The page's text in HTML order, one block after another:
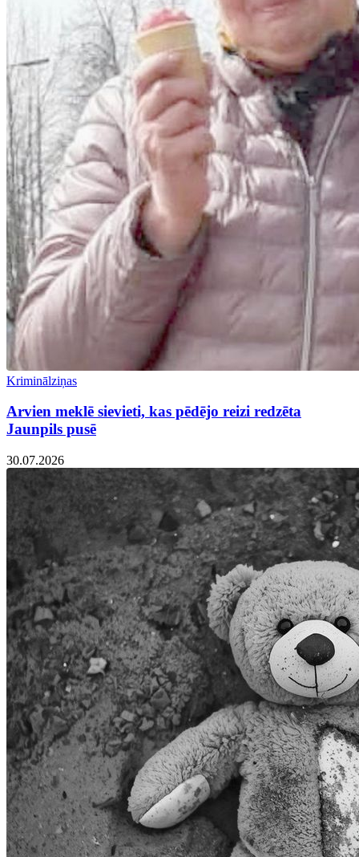
Kriminālziņas
Arvien meklē sievieti, kas pēdējo reizi redzēta
Jaunpils pusē
30.07.2026